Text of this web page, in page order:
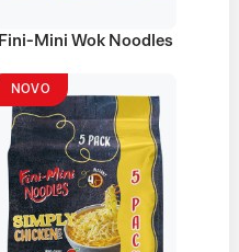
Fini-Mini Wok Noodles
NOVO